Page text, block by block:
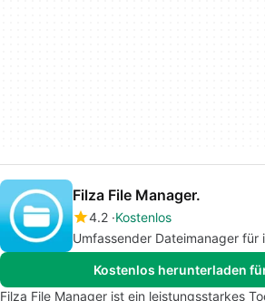
Filza File Manager.
4.2 Kostenlos
Umfassender Dateimanager für
Kostenlos herunterladen
Filza File Manager ist ein leistungsstarkes